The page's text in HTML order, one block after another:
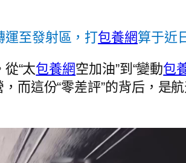
運至發射區，打包養網算于近
“太包養網空加油”到“變動包
而這份“零差評”的背后，是